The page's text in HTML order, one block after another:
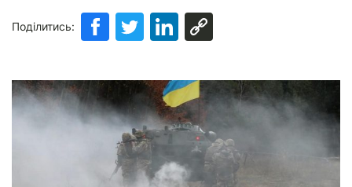
Поділитись: